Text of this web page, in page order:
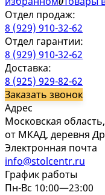
Отдел продаж:
8 (929) 910-32-62
Отдел гарантии:
8 (929) 910-32-62
Доставка:
8 (925) 929-82-62
Заказать звонок
Адрес
Московская
от МКАД, деревня
Электронная почта
info@stolcentr.ru
График работы
Пн-Вс 10:00—23:00